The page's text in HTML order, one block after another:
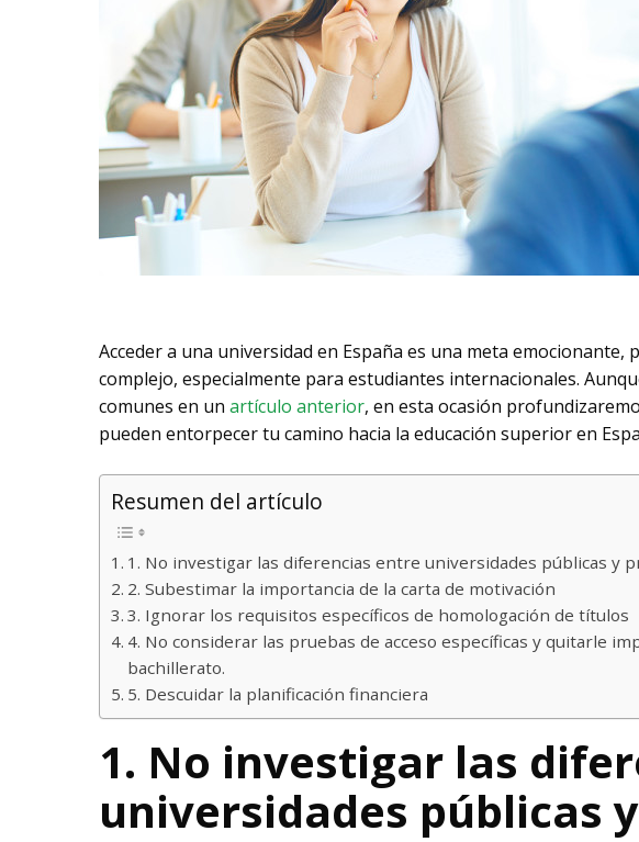
Acceder a una universidad en España es una meta
complejo, especialmente para estudiantes internacionales.
comunes en un artículo anterior, en esta ocasión
pueden entorpecer tu camino hacia la educación superior en
Resumen del artículo
1. No investigar las diferencias entre universidades públicas y
2. Subestimar la importancia de la carta de motivación
3. Ignorar los requisitos específicos de homologación de títulos
4. No considerar las pruebas de acceso específicas y quitarle
bachillerato.
5. Descuidar la planificación financiera
1. No investigar las
universidades públicas